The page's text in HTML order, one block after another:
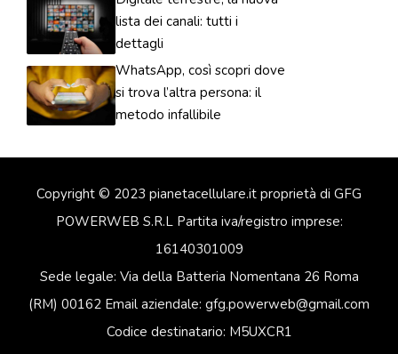
lista dei canali: tutti i
dettagli
WhatsApp, così scopri dove
si trova l’altra persona: il
metodo infallibile
Copyright © 2023 pianetacellulare.it proprietà di GFG
POWERWEB S.R.L Partita iva/registro imprese:
16140301009
Sede legale: Via della Batteria Nomentana 26 Roma
(RM) 00162 Email aziendale: gfg.powerweb@gmail.com
Codice destinatario: M5UXCR1